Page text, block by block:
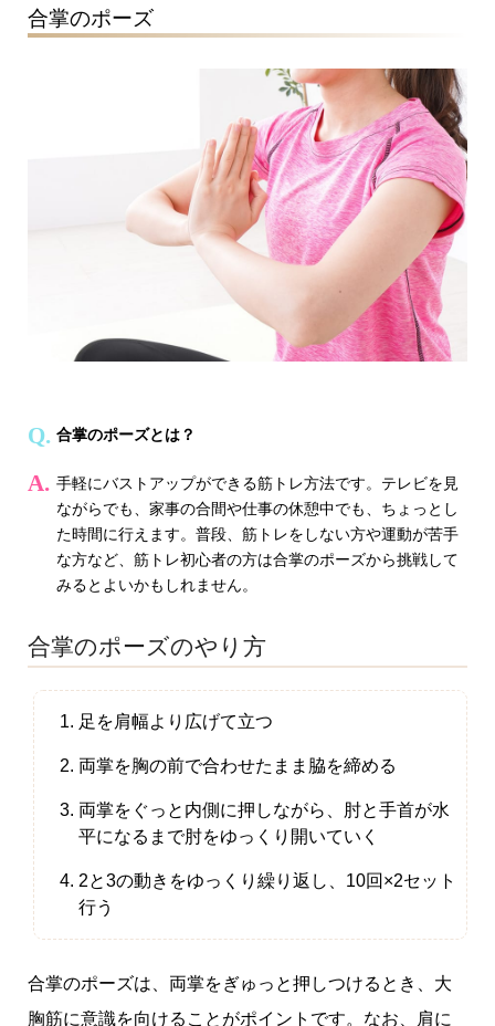
合掌のポーズ
合掌のポーズとは？
手軽にバストアップができる筋トレ方法です。テレビを見
ながらでも、家事の合間や仕事の休憩中でも、ちょっとし
た時間に行えます。普段、筋トレをしない方や運動が苦手
な方など、筋トレ初心者の方は合掌のポーズから挑戦して
みるとよいかもしれません。
合掌のポーズのやり方
足を肩幅より広げて立つ
両掌を胸の前で合わせたまま脇を締める
両掌をぐっと内側に押しながら、肘と手首が水
平になるまで肘をゆっくり開いていく
2と3の動きをゆっくり繰り返し、10回×2セット
行う
合掌のポーズは、両掌をぎゅっと押しつけるとき、大
胸筋に意識を向けることがポイントです。なお、肩に